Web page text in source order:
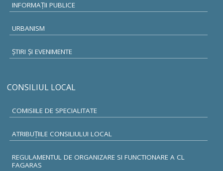
INFORMAŢII PUBLICE
URBANISM
ŞTIRI ŞI EVENIMENTE
CONSILIUL LOCAL
COMISIILE DE SPECIALITATE
ATRIBUŢIILE CONSILIULUI LOCAL
REGULAMENTUL DE ORGANIZARE SI FUNCTIONARE A CL
FAGARAS